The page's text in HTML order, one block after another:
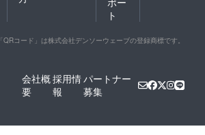
ト
「QRコード」は株式会社デンソーウェーブの登録商標です。
会社概
要
採用情
報
パートナー
募集